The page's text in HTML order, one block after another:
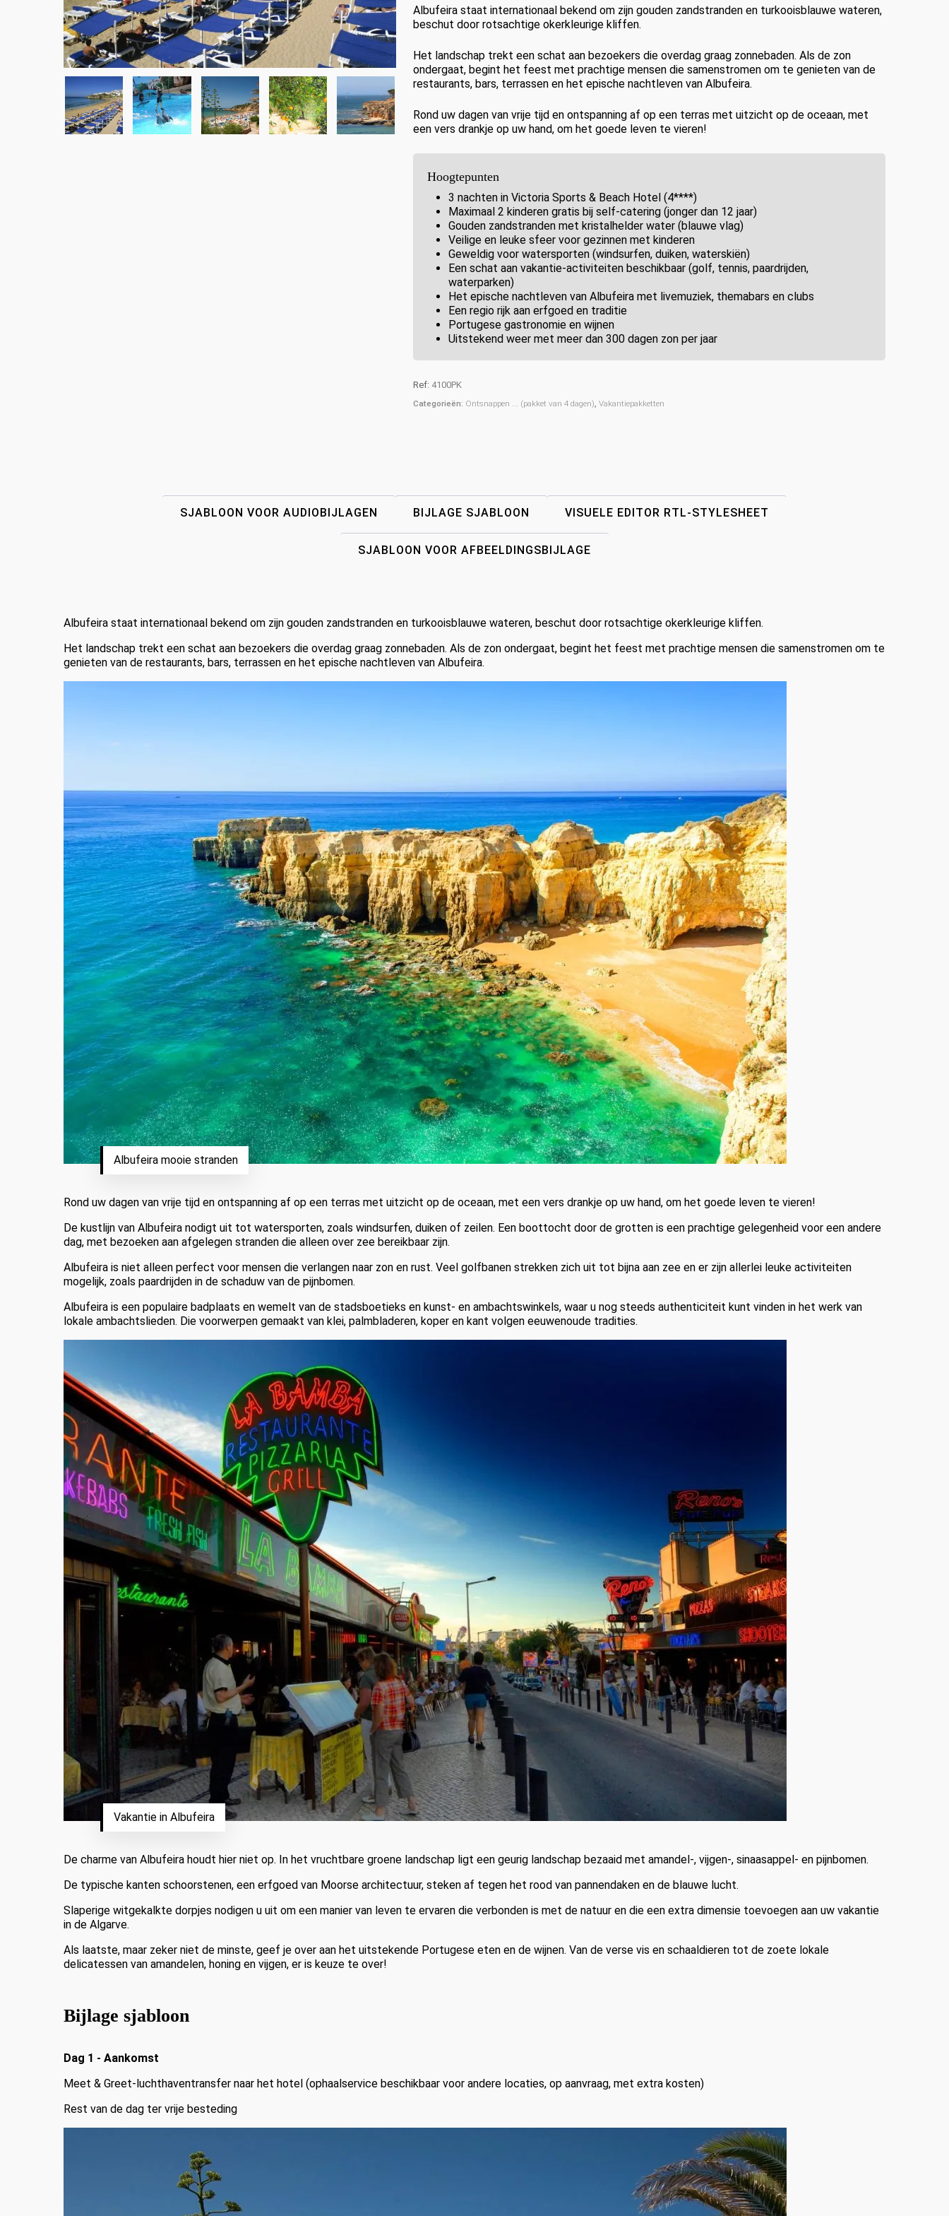
Albufeira staat internationaal bekend om zijn gouden zandstranden en turkooisblauwe wateren,
beschut door rotsachtige okerkleurige kliffen.
Het landschap trekt een schat aan bezoekers die overdag graag zonnebaden. Als de zon
ondergaat, begint het feest met prachtige mensen die samenstromen om te genieten van de
restaurants, bars, terrassen en het epische nachtleven van Albufeira.
Rond uw dagen van vrije tijd en ontspanning af op een terras met uitzicht op de oceaan, met
een vers drankje op uw hand, om het goede leven te vieren!
Hoogtepunten
3 nachten in Victoria Sports & Beach Hotel (4****)
Maximaal 2 kinderen gratis bij self-catering (jonger dan 12 jaar)
Gouden zandstranden met kristalhelder water (blauwe vlag)
Veilige en leuke sfeer voor gezinnen met kinderen
Geweldig voor watersporten (windsurfen, duiken, waterskiën)
Een schat aan vakantie-activiteiten beschikbaar (golf, tennis, paardrijden,
waterparken)
Het epische nachtleven van Albufeira met livemuziek, themabars en clubs
Een regio rijk aan erfgoed en traditie
Portugese gastronomie en wijnen
Uitstekend weer met meer dan 300 dagen zon per jaar
Ref: 4100PK
Categorieën: Ontsnappen ... (pakket van 4 dagen) Vakantiepakketten
SJABLOON VOOR AUDIOBIJLAGEN BIJLAGE SJABLOON VISUELE EDITOR RTL-STYLESHEET
SJABLOON VOOR AFBEELDINGSBIJLAGE
Albufeira staat internationaal bekend om zijn gouden zandstranden en turkooisblauwe wateren, beschut door rotsachtige okerkleurige kliffen.
Het landschap trekt een schat aan bezoekers die overdag graag zonnebaden. Als de zon ondergaat, begint het feest met prachtige mensen die samenstromen om te
genieten van de restaurants, bars, terrassen en het epische nachtleven van Albufeira.
Albufeira mooie stranden
Rond uw dagen van vrije tijd en ontspanning af op een terras met uitzicht op de oceaan, met een vers drankje op uw hand, om het goede leven te vieren!
De kustlijn van Albufeira nodigt uit tot watersporten, zoals windsurfen, duiken of zeilen. Een boottocht door de grotten is een prachtige gelegenheid voor een andere
dag, met bezoeken aan afgelegen stranden die alleen over zee bereikbaar zijn.
Albufeira is niet alleen perfect voor mensen die verlangen naar zon en rust. Veel golfbanen strekken zich uit tot bijna aan zee en er zijn allerlei leuke activiteiten
mogelijk, zoals paardrijden in de schaduw van de pijnbomen.
Albufeira is een populaire badplaats en wemelt van de stadsboetieks en kunst- en ambachtswinkels, waar u nog steeds authenticiteit kunt vinden in het werk van
lokale ambachtslieden. Die voorwerpen gemaakt van klei, palmbladeren, koper en kant volgen eeuwenoude tradities.
Vakantie in Albufeira
De charme van Albufeira houdt hier niet op. In het vruchtbare groene landschap ligt een geurig landschap bezaaid met amandel-, vijgen-, sinaasappel- en pijnbomen.
De typische kanten schoorstenen, een erfgoed van Moorse architectuur, steken af tegen het rood van pannendaken en de blauwe lucht.
Slaperige witgekalkte dorpjes nodigen u uit om een manier van leven te ervaren die verbonden is met de natuur en die een extra dimensie toevoegen aan uw vakantie
in de Algarve.
Als laatste, maar zeker niet de minste, geef je over aan het uitstekende Portugese eten en de wijnen. Van de verse vis en schaaldieren tot de zoete lokale
delicatessen van amandelen, honing en vijgen, er is keuze te over!
Bijlage sjabloon
Dag 1 - Aankomst
Meet & Greet-luchthaventransfer naar het hotel (ophaalservice beschikbaar voor andere locaties, op aanvraag, met extra kosten)
Rest van de dag ter vrije besteding